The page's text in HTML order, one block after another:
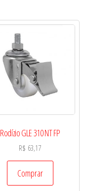
Rodízio GLE 310 NT FP
R$ 63,17
Comprar